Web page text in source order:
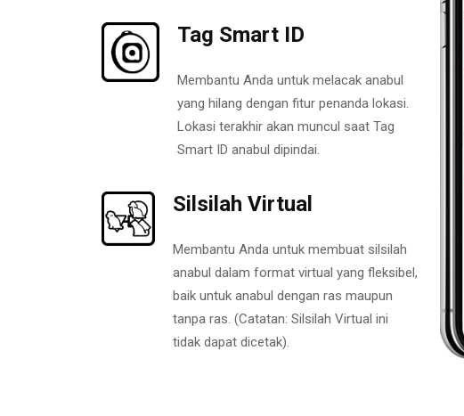
Tag Smart ID
Membantu Anda untuk melacak anabul
yang hilang dengan fitur penanda lokasi.
Lokasi terakhir akan muncul saat Tag
Smart ID anabul dipindai.
Silsilah Virtual
Membantu Anda untuk membuat silsilah
anabul dalam format virtual yang fleksibel,
baik untuk anabul dengan ras maupun
tanpa ras. (Catatan: Silsilah Virtual ini
tidak dapat dicetak).